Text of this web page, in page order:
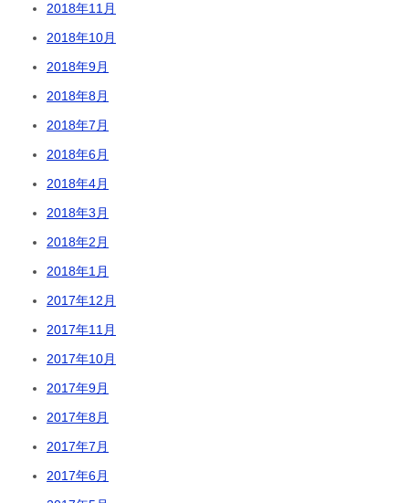
2018年11月
2018年10月
2018年9月
2018年8月
2018年7月
2018年6月
2018年4月
2018年3月
2018年2月
2018年1月
2017年12月
2017年11月
2017年10月
2017年9月
2017年8月
2017年7月
2017年6月